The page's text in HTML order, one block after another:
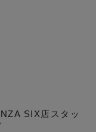
SIX店スタッ